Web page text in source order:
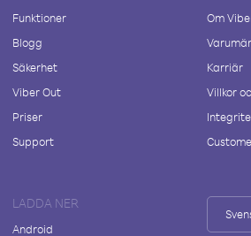
Funktioner
Blogg
Säkerhet
Viber Out
Priser
Support
Om
Karriär
Villkor
LADDA NER
Android